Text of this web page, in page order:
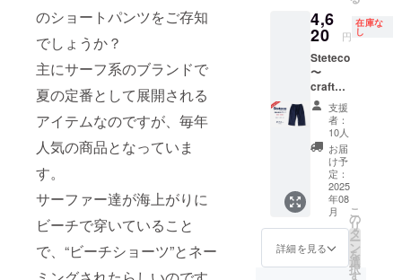
のショートパンツをご存知
でしょうか？
主にサーフ系のブランドで
夏の定番として展開される
アイテムなのですが、毎年
人気の商品となっていま
す。
サーファー達が海上がりに
ビーチで穿いていること
で、“ビーチショーツ”とネー
にてお
問い合
わせく
ださ
い！
場合が
ありま
の場
合、活
動報告
にて速
やかに
お届け
時期の
ご報告
をさせ
ていた
だきま
す。 不
メッ
セージ
可能性
もござ
います
旨、ご
了承く
ださ
い。 ※
ご注文
状況、
仕様部
材の供
給状
況、製
造工程
上の都
合によ
り出荷
一般販
売予定
価格
¥6,600
のとこ
ろ ※ア
イテム
詳細は
プロ
ジェク
ト本文
に記載
してお
りま
す。 ※
デザイ
ン・仕
4,6
20 円
在庫な
し
Steteco
〜
craftsm
an
style〜
【職人
仕様の
ステテ
コ】
ビーチ
ステテ
コ ネイ
ビー 早
割
¥4,620(
税、送
支援
者：
10人
お届
け予
定：
2025
年08
月
詳細を見る
こ
の
リ
タ
ー
ン
を
選
択
す